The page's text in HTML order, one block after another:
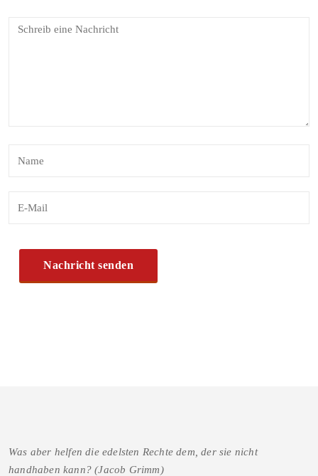
Was aber helfen die edelsten Rechte dem, der sie nicht
handhaben kann? (Jacob Grimm)